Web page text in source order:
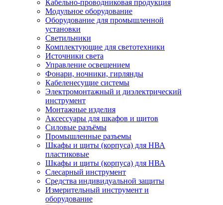
Кабельно-проводниковая продукция
Модульное оборудование
Оборудование для промышленной
установки
Светильники
Комплектующие для светотехники
Источники света
Управление освещением
Фонари, ночники, гирлянды
Кабеленесущие системы
Электромонтажный и диэлектрический
инструмент
Монтажные изделия
Аксессуары для шкафов и щитов
Силовые разъёмы
Промышленные разъемы
Шкафы и щиты (корпуса) для НВА
пластиковые
Шкафы и щиты (корпуса) для НВА
Слесарный инструмент
Средства индивидуальной защиты
Измерительный инструмент и
оборудование